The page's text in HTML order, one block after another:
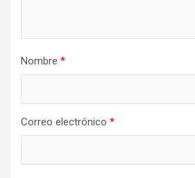
Nombre *
Correo electrónico *